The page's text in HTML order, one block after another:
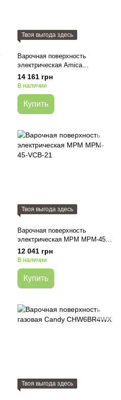
Твоя выгода здесь
Варочная поверхность
электрическая Amica
PC6411FTS
14 161 грн
В наличии
Купить
Твоя выгода здесь
Варочная поверхность
электрическая MPM MPM-45-
VCB-21
12 041 грн
В наличии
Купить
Твоя выгода здесь